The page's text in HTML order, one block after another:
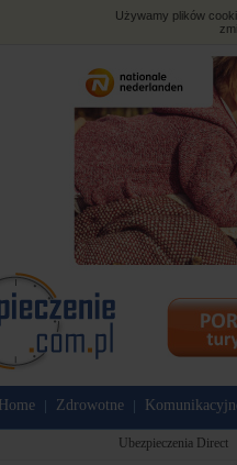
Używamy plików
Home Zdrowotne
Ubezpieczenia Direct